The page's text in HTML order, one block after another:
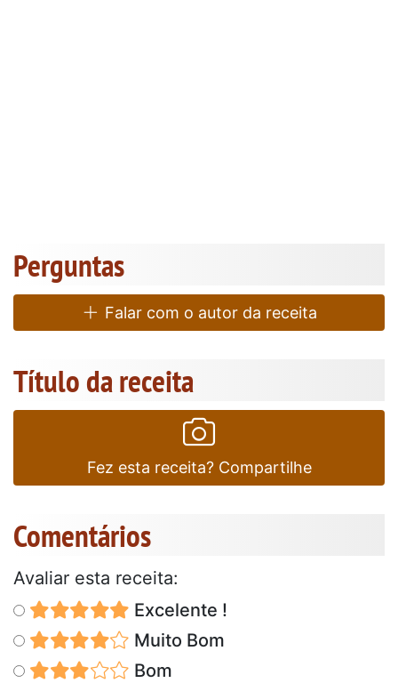
Perguntas
Falar com o autor da receita
Título da receita
Fez esta receita? Compartilhe
Comentários
Avaliar esta receita:
Excelente !
Muito Bom
Bom